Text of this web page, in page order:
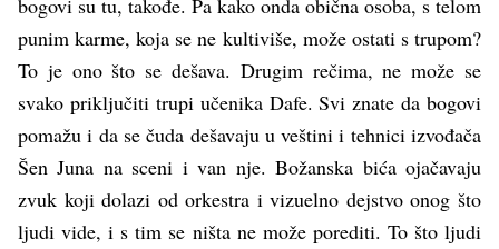
bogovi su tu, takođe. Pa kako onda obična osoba, s telom
punim karme, koja se ne kultiviše, može ostati s trupom?
To je ono što se dešava. Drugim rečima, ne može se
svako priključiti trupi učenika Dafe. Svi znate da bogovi
pomažu i da se čuda dešavaju u veštini i tehnici izvođača
Šen Juna na sceni i van nje. Božanska bića ojačavaju
zvuk koji dolazi od orkestra i vizuelno dejstvo onog što
ljudi vide, i s tim se ništa ne može porediti. To što ljudi